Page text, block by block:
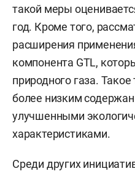
такой меры
год. Кроме того,
расширения
компонента GTL,
природного газа.
более низким
улучшенными
характеристиками.
Среди других